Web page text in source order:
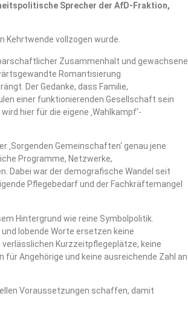
Sprecher der AfD-Fraktion,
Kehrtwende vollzogen wurde.
Zusammenhalt und gewachsene
Romantisierung
Der Gedanke, dass Familie,
einer funktionierenden Gesellschaft sein
hier für die eigene ‚Wahlkampf‘-
Gemeinschaften‘ genau jene
Programme, Netzwerke,
Dabei war der demografische Wandel seit
Pflegebedarf und der Fachkräftemangel
Hintergrund wie reine Symbolpolitik.
lobende Worte ersetzen keine
Kurzzeitpflegeplätze, keine
Angehörige und keine ausreichende Zahl an
Voraussetzungen schaffen, damit